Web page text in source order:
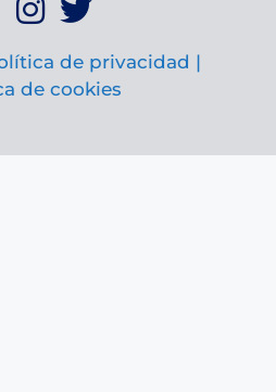
de privacidad |
de cookies